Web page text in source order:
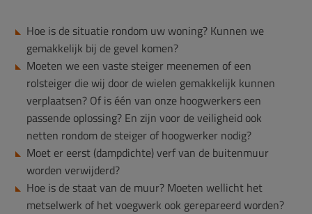
Hoe is de situatie rondom uw woning? Kunnen we
gemakkelijk bij de gevel komen?
Moeten we een vaste steiger meenemen of een
rolsteiger die wij door de wielen gemakkelijk kunnen
verplaatsen? Of is één van onze hoogwerkers een
passende oplossing? En zijn voor de veiligheid ook
netten rondom de steiger of hoogwerker nodig?
Moet er eerst (dampdichte) verf van de buitenmuur
worden verwijderd?
Hoe is de staat van de muur? Moeten wellicht het
metselwerk of het voegwerk ook gerepareerd worden?